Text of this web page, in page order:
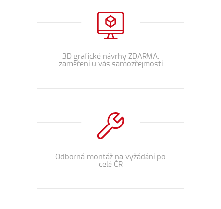
3D grafické návrhy ZDARMA,
zaměření u vás samozřejmostí
Odborná montáž na vyžádání po
celé ČR